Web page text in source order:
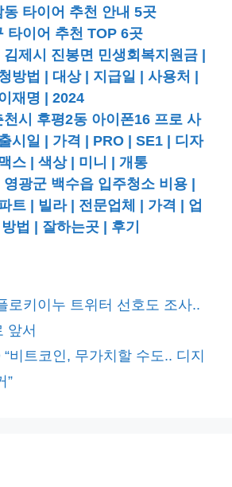
동 타이어 추천 안내 5곳
타이어 추천 TOP 6곳
제시 진봉면 민생회복지원금 |
방법 | 대상 | 지급일 | 사용처 |
재명 | 2024
천시 후평2동 아이폰16 프로 사
시일 | 가격 | PRO | SE1 | 디자
스 | 색상 | 미니 | 개통
광군 백수읍 입주청소 비용 |
트 | 빌라 | 전문업체 | 가격 | 업
법 | 잘하는곳 | 후기
로키이누 트위터 선호도 조사..
앞서
비트코인, 무가치할 수도.. 디지
”